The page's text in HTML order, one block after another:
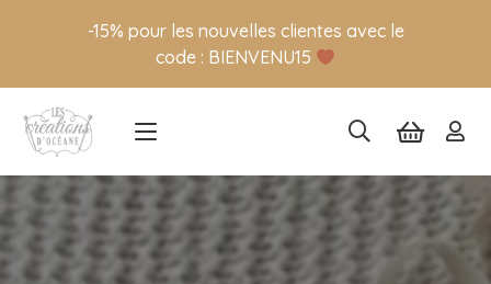
-15% pour les nouvelles clientes avec le
code : BIENVENU15